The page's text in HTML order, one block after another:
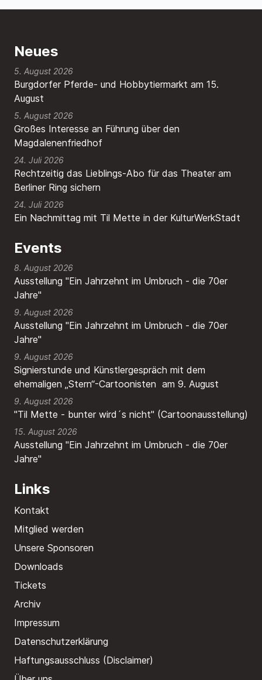
Neues
Burgdorfer Pferde- und Hobbytiermarkt am 15.
August
5. August 2026
Großes Interesse an Führung über den
Magdalenenfriedhof
5. August 2026
Rechtzeitig das Lieblings-Abo für das Theater am
Berliner Ring sichern
24. Juli 2026
Ein Nachmittag mit Til Mette in der KulturWerkStadt
24. Juli 2026
Events
8. August 2026
Ausstellung "Ein Jahrzehnt im Umbruch - die 70er
Jahre"
9. August 2026
Ausstellung "Ein Jahrzehnt im Umbruch - die 70er
Jahre"
9. August 2026
Signierstunde und Künstlergespräch mit dem
ehemaligen „Stern“-Cartoonisten am 9. August
9. August 2026
"Til Mette - bunter wird´s nicht" (Cartoonausstellung)
15. August 2026
Ausstellung "Ein Jahrzehnt im Umbruch - die 70er
Jahre"
Links
Kontakt
Mitglied werden
Unsere Sponsoren
Downloads
Tickets
Archiv
Impressum
Datenschutzerklärung
Haftungsausschluss (Disclaimer)